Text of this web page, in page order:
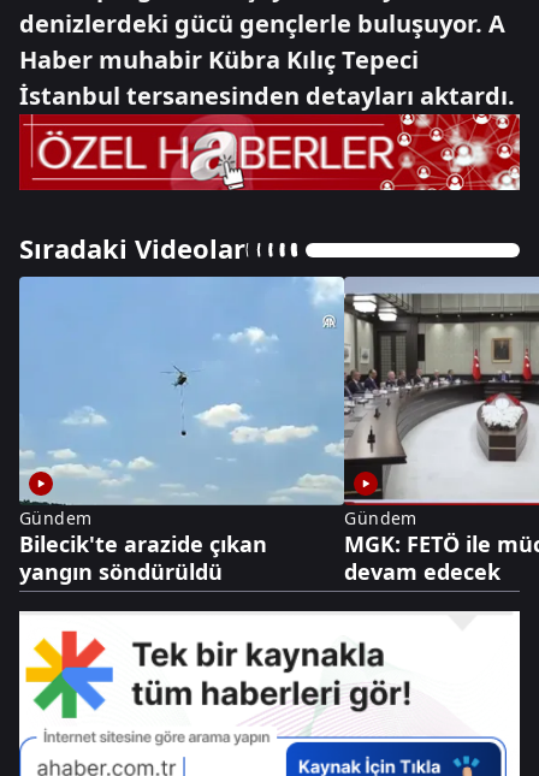
denizlerdeki gücü gençlerle buluşuyor. A
Haber muhabir Kübra Kılıç Tepeci
İstanbul tersanesinden detayları aktardı.
Sıradaki Videolar
Gündem
Bilecik'te arazide çıkan
yangın söndürüldü
Gündem
MGK: FETÖ ile
devam edecek